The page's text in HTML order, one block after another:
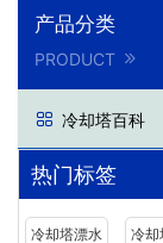
产品分类
PRODUCT
冷却塔百科
热门标签
冷却塔漂水 冷却